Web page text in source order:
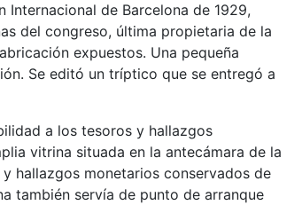
de Barcelona de 1929,
del congreso, última propietaria de la
expuestos. Una pequeña
Se editó un tríptico que se entregó a
a los tesoros y hallazgos
vitrina situada en la antecámara de la
hallazgos monetarios conservados de
también servía de punto de arranque